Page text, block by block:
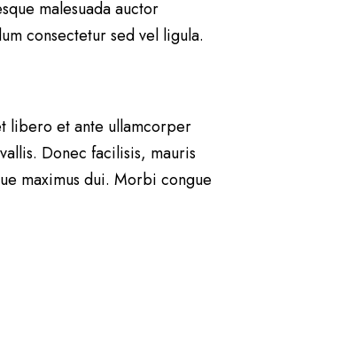
malesuada auctor
consectetur sed vel ligula.
libero et ante ullamcorper
Donec facilisis, mauris
maximus dui. Morbi congue